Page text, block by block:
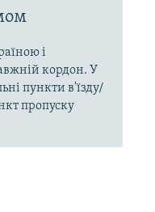
і
кордон. У
пункти в'їзду/
пропуску